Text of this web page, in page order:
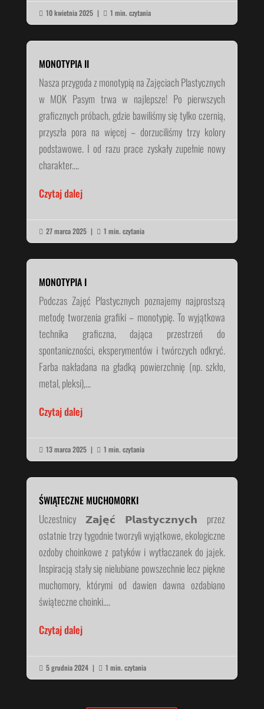
 10 kwietnia 2025 |  1 min. czytania
MONOTYPIA II
Nasza przygoda z monotypią na Zajęciach Plastycznych
w MOK Pasym trwa w najlepsze! Po pierwszych
graficznych próbach, gdzie bawiliśmy się tylko czernią,
przyszła pora na więcej – dorzuciliśmy trzy kolory
podstawowe. I od razu prace zyskały zupełnie nowy
charakter....
Czytaj dalej
 27 marca 2025 |  1 min. czytania
MONOTYPIA I
Podczas Zajęć Plastycznych poznajemy najprostszą
metodę tworzenia grafiki – monotypię. To wyjątkowa
technika graficzna, dająca przestrzeń do
spontaniczności, eksperymentów i twórczych odkryć.
Farba nakładana na gładką powierzchnię (np. szkło,
metal, pleksi),...
Czytaj dalej
 13 marca 2025 |  1 min. czytania
ŚWIĄTECZNE MUCHOMORKI
Uczestnicy 𝗭𝗮𝗷𝗲̨𝗰́ 𝗣𝗹𝗮𝘀𝘁𝘆𝗰𝘇𝗻𝘆𝗰𝗵 przez
ostatnie trzy tygodnie tworzyli wyjątkowe, ekologiczne
ozdoby choinkowe z patyków i wytłaczanek do jajek.
Inspiracją stały się nielubiane powszechnie lecz piękne
muchomory, którymi od dawien dawna ozdabiano
świąteczne choinki....
Czytaj dalej
 5 grudnia 2024 |  1 min. czytania